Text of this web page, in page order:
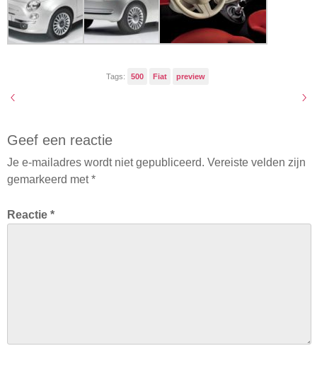
Tags: 500 Fiat preview
Geef een reactie
Je e-mailadres wordt niet gepubliceerd. Vereiste velden zijn
gemarkeerd met*
Reactie *